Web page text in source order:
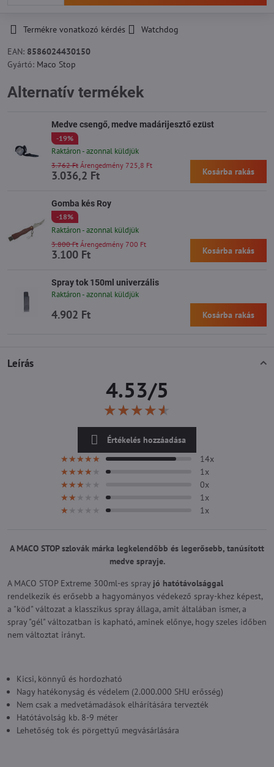
Termékre vonatkozó kérdés
Watchdog
EAN: 8586024430150
Gyártó: Maco Stop
Leírás
4.53/5
★★★★★
★★★★★
★★★★★
Értékelés hozzáadása
★★★★★
★★★★★
★★★★★ 14x
★★★★★
★★★★★
★★★★★ 1x
★★★★★
★★★★★
★★★★★ 0x
★★★★★
★★★★★
★★★★★ 1x
★★★★★
★★★★★
★★★★★ 1x
A MACO STOP szlovák márka legkelendőbb és legerősebb, tanúsított
medve sprayje.
A MACO STOP Extreme 300ml-es spray jó hatótávolsággal
rendelkezik és erősebb a hagyományos védekező spray-khez képest,
a "köd" változat a klasszikus spray állaga, amit általában ismer, a
spray "gél" változatban is kapható, aminek előnye, hogy szeles időben
nem változtat irányt.
Kicsi, könnyű és hordozható
Nagy hatékonyság és védelem (2.000.000 SHU erősség)
Nem csak a medvetámadások elhárítására tervezték
Hatótávolság kb. 8-9 méter
Lehetőség tok és pörgettyű megvásárlására
Alternatív termékek
Medve csengő, medve madárijesztő ezüst
-19%
Raktáron - azonnal küldjük
3.036,2 Ft
3.762 Ft Árengedmény 725,8 Ft
Kosárba rakás
Gomba kés Roy
-18%
Raktáron - azonnal küldjük
3.100 Ft
3.800 Ft Árengedmény 700 Ft
Kosárba rakás
Spray tok 150ml univerzális
Raktáron - azonnal küldjük
4.902 Ft Kosárba rakás